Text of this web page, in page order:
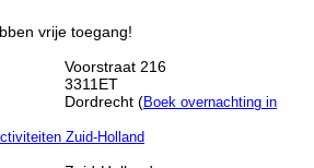
vrije toegang!
Voorstraat 216
3311ET
Dordrecht (Boek overnachting in
Zuid-Holland